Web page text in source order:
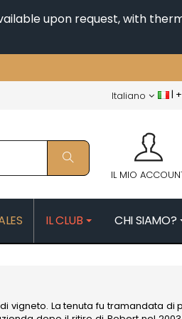
upon request, with
|
Italiano
IL MIO
MUGNERET-
IL CLUB CHI SIAMO?
vigneto. La tenuta fu tramandata di